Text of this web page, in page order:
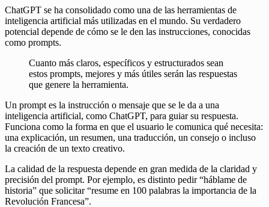
ChatGPT se ha consolidado como una de las herramientas de
inteligencia artificial más utilizadas en el mundo. Su verdadero
potencial depende de cómo se le den las instrucciones, conocidas
como prompts.
Cuanto más claros, específicos y estructurados sean
estos prompts, mejores y más útiles serán las respuestas
que genere la herramienta.
Un prompt es la instrucción o mensaje que se le da a una
inteligencia artificial, como ChatGPT, para guiar su respuesta.
Funciona como la forma en que el usuario le comunica qué necesita:
una explicación, un resumen, una traducción, un consejo o incluso
la creación de un texto creativo.
La calidad de la respuesta depende en gran medida de la claridad y
precisión del prompt. Por ejemplo, es distinto pedir “háblame de
historia” que solicitar “resume en 100 palabras la importancia de la
Revolución Francesa”.